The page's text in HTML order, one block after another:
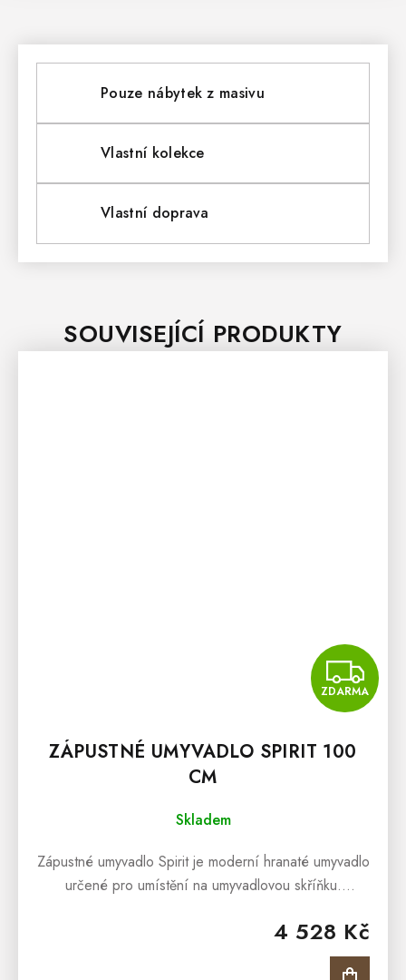
Pouze nábytek z masivu
Vlastní kolekce
Vlastní doprava
SOUVISEJÍCÍ PRODUKTY
ZDARMA
ZÁPUSTNÉ UMYVADLO SPIRIT 100
CM
Skladem
4 528 Kč
Zápustné umyvadlo Spirit je moderní hranaté umyvadlo
určené pro umístění na umyvadlovou skříňku.
nadčasové bílé barvě....